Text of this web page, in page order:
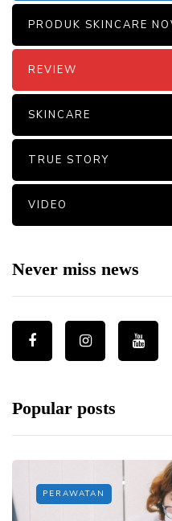
PRODUK SKINCARE
REVIEW
SKINCARE
TRUE STORY
VIDEO
Never miss news
Popular posts
PERAWATAN